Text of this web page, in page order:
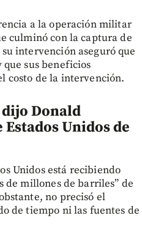
a la operación militar
culminó con la captura de
intervención aseguró que
sus beneficios
costo de la intervención.
Donald
Unidos de
Unidos está recibiendo
de millones de barriles” de
no precisó el
de tiempo ni las fuentes de